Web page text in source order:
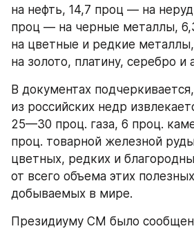
на нефть, 14,7 проц — на
проц — на черные металлы,
на цветные и редкие
на золото, платину, серебро и
В документах
из российских недр
25—30 проц. газа, 6 проц.
проц. товарной железной
цветных, редких и
от всего объема этих
добываемых в мире.
Президиуму СМ было